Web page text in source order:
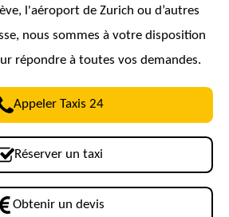
l'aéroport de Zurich ou d’autres
nous sommes à votre disposition
répondre à toutes vos demandes.
Appeler Taxis 24
Réserver un taxi
Obtenir un devis